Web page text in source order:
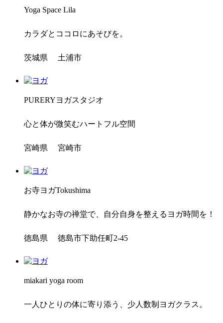
Yoga Space Lila
カラダとココロにあそびを。
茨城県 土浦市
PURERYヨガスタジオ
心と体が微笑むハートフル空間
宮崎県 宮崎市
お寺ヨガTokushima
静かなお寺の禅堂で、自分自身を整えるヨガ時間を！
徳島県 徳島市下助任町2-45
miakari yoga room
一人ひとりの体に寄り添う、少人数制ヨガクラス。